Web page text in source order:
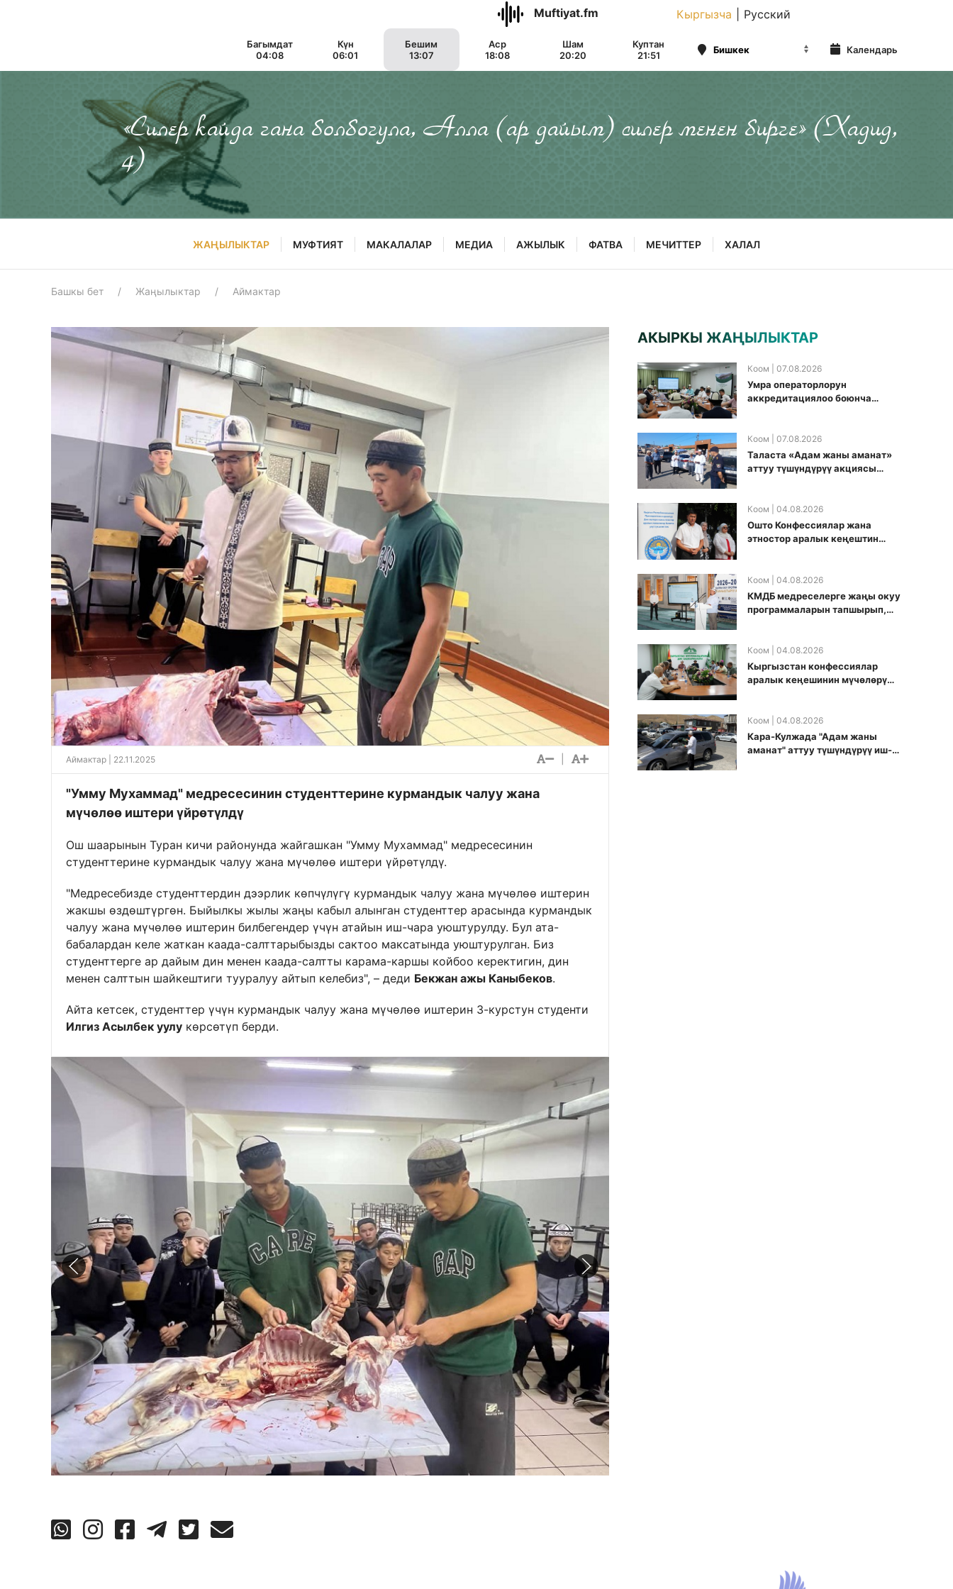
Muftiyat.fm Кыргызча Русский
Багымдат
04:08
Күн
06:01
Бешим
13:07
Аср
18:08
Шам
20:20
Куптан
21:51
Календарь
«Силер кайда гана болбогула, Алла (ар дайым) силер менен бирге» (Хадид,
4)
ЖАҢЫЛЫКТАР МУФТИЯТ МАКАЛАЛАР МЕДИА АЖЫЛЫК ФАТВА МЕЧИТТЕР ХАЛАЛ
Башкы бет Жаңылыктар Аймактар
Аймактар | 22.11.2025
"Умму Мухаммад" медресесинин студенттерине курмандык чалуу жана
мүчөлөө иштери үйрөтүлдү
Ош шаарынын Туран кичи районунда жайгашкан "Умму Мухаммад" медресесинин
студенттерине курмандык чалуу жана мүчөлөө иштери үйрөтүлдү.
"Медресебизде студенттердин дээрлик көпчүлүгү курмандык чалуу жана мүчөлөө иштерин
жакшы өздөштүргөн. Быйылкы жылы жаңы кабыл алынган студенттер арасында курмандык
чалуу жана мүчөлөө иштерин билбегендер үчүн атайын иш-чара уюштурулду. Бул ата-
бабалардан келе жаткан каада-салттарыбызды сактоо максатында уюштурулган. Биз
студенттерге ар дайым дин менен каада-салтты карама-каршы койбоо керектигин, дин
менен салттын шайкештиги тууралуу айтып келебиз", – деди Бекжан ажы Каныбеков.
Айта кетсек, студенттер үчүн курмандык чалуу жана мүчөлөө иштерин 3-курстун студенти
Илгиз Асылбек уулу көрсөтүп берди.
АКЫРКЫ ЖАҢЫЛЫКТАР
Коом | 07.08.2026
Умра операторлорун
аккредитациялоо боюнча
Коом | 07.08.2026
Таласта «Адам жаны аманат»
аттуу түшүндүрүү акциясы
Коом | 04.08.2026
Ошто Конфессиялар жана
этностор аралык кеңештин
Коом | 04.08.2026
КМДБ медреселерге жаңы окуу
программаларын тапшырып,
киргизди
Коом | 04.08.2026
Кыргызстан конфессиялар
аралык кеӊешинин мүчөлөрү
Коом | 04.08.2026
Кара-Кулжада "Адам жаны
аманат" аттуу түшүндүрүү иш-